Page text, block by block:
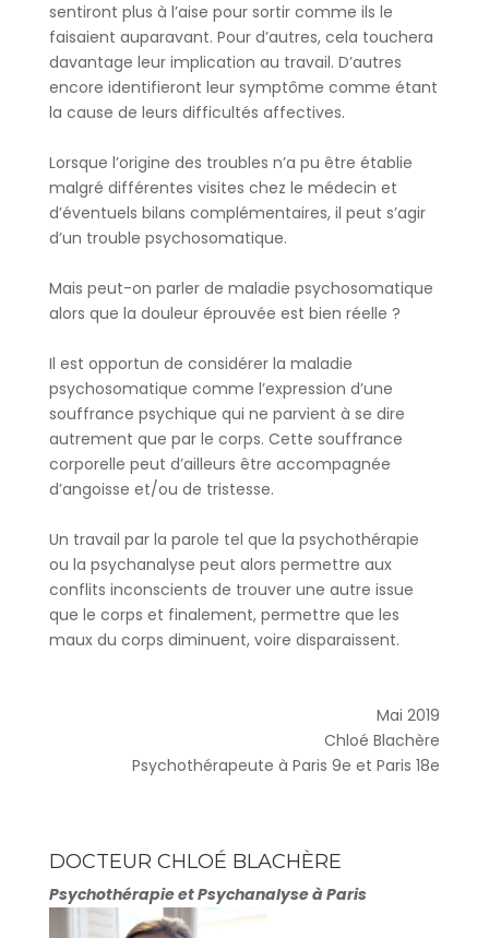
sentiront plus à l’aise pour sortir comme ils le
faisaient auparavant. Pour d’autres, cela touchera
davantage leur implication au travail. D’autres
encore identifieront leur symptôme comme étant
la cause de leurs difficultés affectives.
Lorsque l’origine des troubles n’a pu être établie
malgré différentes visites chez le médecin et
d’éventuels bilans complémentaires, il peut s’agir
d’un trouble psychosomatique.
Mais peut-on parler de maladie psychosomatique
alors que la douleur éprouvée est bien réelle ?
Il est opportun de considérer la maladie
psychosomatique comme l’expression d’une
souffrance psychique qui ne parvient à se dire
autrement que par le corps. Cette souffrance
corporelle peut d’ailleurs être accompagnée
d’angoisse et/ou de tristesse.
Un travail par la parole tel que la psychothérapie
ou la psychanalyse peut alors permettre aux
conflits inconscients de trouver une autre issue
que le corps et finalement, permettre que les
maux du corps diminuent, voire disparaissent.
Mai 2019
Chloé Blachère
Psychothérapeute à Paris 9e et Paris 18e
DOCTEUR CHLOÉ BLACHÈRE
Psychothérapie et Psychanalyse à Paris